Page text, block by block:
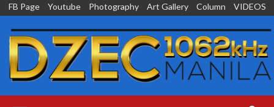
Skip
content
FB Page Youtube Photography Art Gallery Column VIDEOS